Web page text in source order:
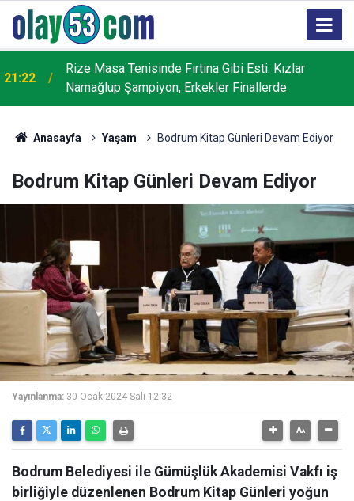
21:22
Rize Masa Tenisinde Fırtına Gibi Esti: Kızlar
Namağlup Şampiyon, Erkekler Finallerde
Anasayfa Yaşam Bodrum Kitap Günleri Devam Ediyor
Bodrum Kitap Günleri Devam Ediyor
Yayınlanma: 30 Ocak 2024 Salı 12:32
Bodrum Belediyesi ile Gümüşlük Akademisi Vakfı iş
birliğiyle düzenlenen Bodrum Kitap Günleri yoğun